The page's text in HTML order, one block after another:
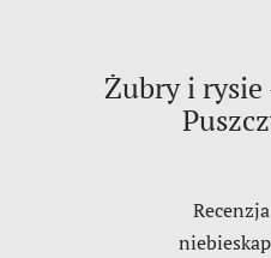
Żubry i